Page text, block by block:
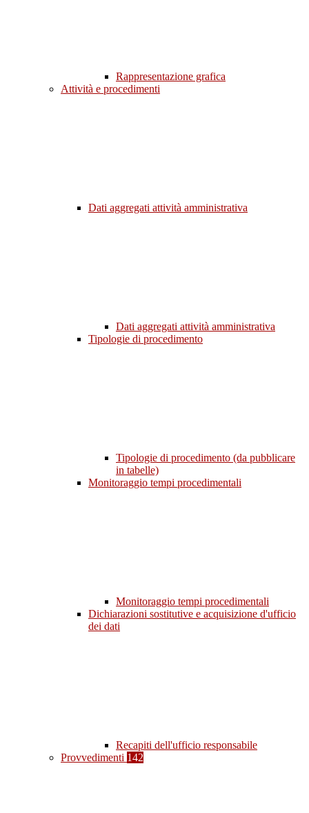
Rappresentazione grafica
Attività e procedimenti
Dati aggregati attività amministrativa
Dati aggregati attività amministrativa
Tipologie di procedimento
Tipologie di procedimento (da pubblicare
in tabelle)
Monitoraggio tempi procedimentali
Monitoraggio tempi procedimentali
Dichiarazioni sostitutive e acquisizione d'ufficio
dei dati
Recapiti dell'ufficio responsabile
Provvedimenti 142